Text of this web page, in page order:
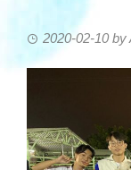
2020-02-10 by